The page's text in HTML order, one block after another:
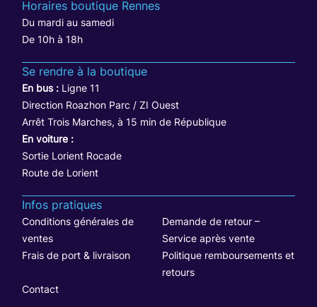
Horaires boutique Rennes
Du mardi au samedi
De 10h à 18h
Se rendre à la boutique
En bus : Ligne 11
Direction Roazhon Parc / ZI Ouest
Arrêt Trois Marches, à 15 min de République
En voiture :
Sortie Lorient Rocade
Route de Lorient
Infos pratiques
Conditions générales de
ventes
Demande de retour –
Service après vente
Frais de port & livraison
Politique remboursements et
retours
Contact